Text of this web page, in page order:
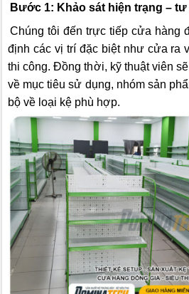
Bước 1: Khảo sát hiện trạng –
Chúng tôi đến trực tiếp cửa hàng
định các vị trí đặc biệt như cửa ra
thi công. Đồng thời, kỹ thuật viên
về mục tiêu sử dụng, nhóm sản
bộ về loại kệ phù hợp.